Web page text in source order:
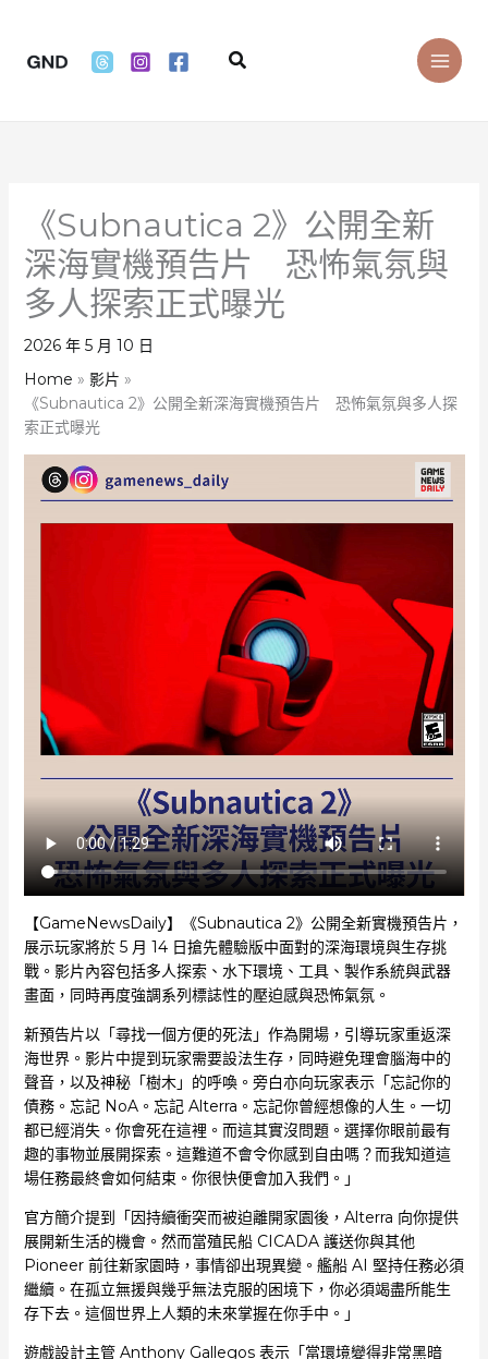
content
Search
《Subnautica 2》公開全新
深海實機預告片 恐怖氣氛與
多人探索正式曝光
2026 年 5 月 10 日
Home
影片
《Subnautica 2》公開全新深海實機預告片 恐怖氣氛與多人探
索正式曝光
【GameNewsDaily】《Subnautica 2》公開全新實機預告片，
展示玩家將於 5 月 14 日搶先體驗版中面對的深海環境與生存挑
戰。影片內容包括多人探索、水下環境、工具、製作系統與武器
畫面，同時再度強調系列標誌性的壓迫感與恐怖氣氛。
新預告片以「尋找一個方便的死法」作為開場，引導玩家重返深
海世界。影片中提到玩家需要設法生存，同時避免理會腦海中的
聲音，以及神秘「樹木」的呼喚。旁白亦向玩家表示「忘記你的
債務。忘記 NoA。忘記 Alterra。忘記你曾經想像的人生。一切
都已經消失。你會死在這裡。而這其實沒問題。選擇你眼前最有
趣的事物並展開探索。這難道不會令你感到自由嗎？而我知道這
場任務最終會如何結束。你很快便會加入我們。」
官方簡介提到「因持續衝突而被迫離開家園後，Alterra 向你提供
展開新生活的機會。然而當殖民船 CICADA 護送你與其他
Pioneer 前往新家園時，事情卻出現異變。艦船 AI 堅持任務必須
繼續。在孤立無援與幾乎無法克服的困境下，你必須竭盡所能生
存下去。這個世界上人類的未來掌握在你手中。」
遊戲設計主管 Anthony Gallegos 表示「當環境變得非常黑暗